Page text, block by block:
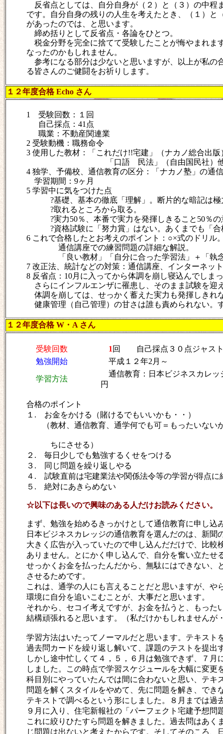
反省点としては、自分自身が（２）と（３）の中程
です。自分自身の残りの人生を考えたとき、（１）と
があったのでは、と思います。
締め括りとして反省点・各論をひとつ。
税金分野を完全に捨てて受験したことが悔やまれま
なったのかもしれません。
参考になる部分は少ないと思いますが、以上が私の
る皆さんのご健闘をお祈りします。
１２年度合格 Echo さん
1 受験回数：１回
自己採点：41点
職業：不動産関連業
2 受験動機：職務命令
3 使用した教材：「これだけ!!宅建」（ナカノ総合出版
「口語 民法」（自由国民社）
4 独学、予備校、通信教育の区分：「ナカノ塾」の通
学習期間：9ヶ月
5 学習中に気をつけた点
?基礎、基本の徹底「理解」。断片的な暗記は極
?取れるところから取る。
?実力50％、本番で実力を発揮しきること50％の
?資格試験に「努力賞」はない。あくまでも「合
6 これで合格したとお考えのポイント：○×式のドリル
通信講座での練習問題の詳細な解説。
「良い教材」「自分に合った学習法」＋「執
7 改正法、統計などの対策：通信講座、インターネッ
8 反省点：10月に入ってから体調を崩し寝込んでしま
さらにインフルエンザに罹患し、そのまま試験を迎
体調を崩しては、せっかく蓄えた実力も発揮しきれ
健康管理（自己管理）の甘さは誰も責められない。
１２年度合格 W・A さん
受験回数 1 回 自己採点３０点ジャス
勉強開始
平成１２年2月～
学習方法
通信教育：日本ビジネスカレ
円
合格のポイント
１. お金をかける（賭けるでもいいかも・・）
（教材、通信教育、通学何でも可＝もったいな
ちにさせる）
２. 毎日少しでも勉強するくせをつける
３. 同じ問題を繰り返しやる
４. 試験直前は宅建業法や関係法令等の学習が得点に
５. 絶対にあきらめない
☆以下は長いので興味のある人だけお読みください。
まず、勉強を始めるきっかけとして通信教育に申し込
日本ビジネスカレッジの通信教育を選んだのは、新聞
大きく広告が入っていたので申し込んだだけで、比較
ありません。とにかく申し込んで、自分を奮い立たせ
せっかくお金を払ったんだから、無駄にはできない、
させるためです。
これは、通学の人にも言えることだと思いますが、や
環境に自分を追いこむことが、大事だと思います。
それから、セコイ考えですが、お金を払うと、もった
結構頑張れると思います。（私だけかもしれませんが
学習方法はいたってノーマルだと思います。テキスト
過去問カードを繰り返し解いて、課題のテストを提出
しかし途中忙しくて４，５，６月は勉強できず、７月
しました。この時点で学習スケジュールを大幅に変更
科目別にやっていたんでは間に合わないと思い、テキ
問題を解くスタイルをやめて、先に問題を解き、でき
テキストで調べるという形にしました。８月までは過
９月に入り、住宅新報社の「パーフェクト宅建予想問
これに絞りひたすら問題を解きました。過去問はあく
じ問題は出ないと考えたからです。そしてそのころ、